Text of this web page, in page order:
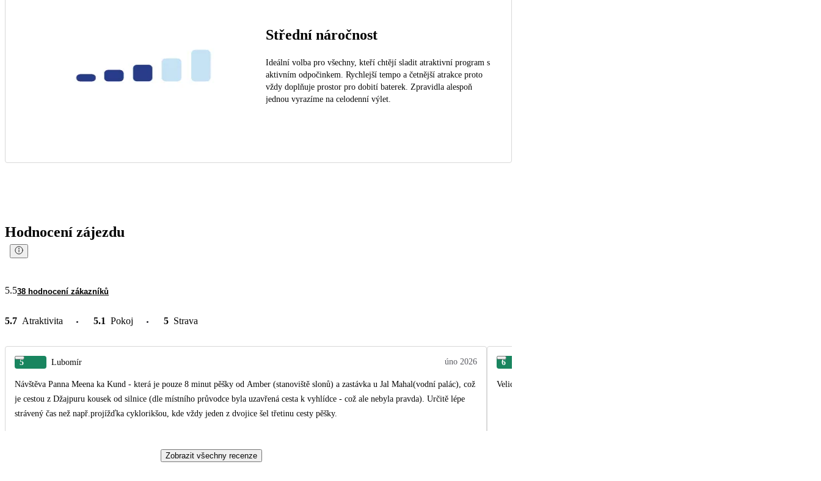
Střední náročnost
Ideální volba pro všechny, kteří chtějí sladit atraktivní program s
aktivním odpočinkem. Rychlejší tempo a četnější atrakce proto
vždy doplňuje prostor pro dobití baterek. Zpravidla alespoň
jednou vyrazíme na celodenní výlet.
Hodnocení zájezdu
5.538 hodnocení zákazníků
5.7 Atraktivita 5.1 Pokoj 5 Strava
5 Lubomír úno 2026
Návštěva Panna Meena ka Kund - která je pouze 8 minut pěšky od Amber (stanoviště slonů) a zastávka u Jal Mahal(vodní palác), což
je cestou z Džajpuru kousek od silnice (dle místního průvodce byla uzavřená cesta k vyhlídce - což ale nebyla pravda). Určitě lépe
strávený čas než např.projížďka cyklorikšou, kde vždy jeden z dvojice šel třetinu cesty pěšky.
6
Velice profesionální přístup průvodkyně, výborná znalost a výklad k památkám a velký
Zobrazit všechny recenze